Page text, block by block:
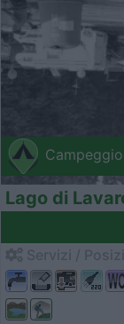
Campeggio
Lago di